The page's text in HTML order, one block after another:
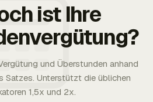
ist Ihre
und Überstunden anhand
Satzes. Unterstützt die üblichen
1,5x und 2x.